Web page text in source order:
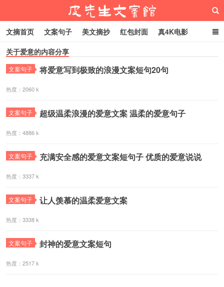
文摘首页 文案句子 美文摘抄 红包封面 真4K电影
网络热梗 恋爱家庭
关于爱意的内容分享
文案句子 将爱意写到极致的浪漫文案短句20句
热度：2060 k
文案句子 超级温柔浪漫的爱意文案 温柔的爱意句子
热度：4886 k
文案句子 充满安全感的爱意文案短句子 优质的爱意说说
热度：3337 k
文案句子 让人羡慕的温柔爱意文案
热度：3338 k
文案句子 封神的爱意文案短句
热度：2517 k